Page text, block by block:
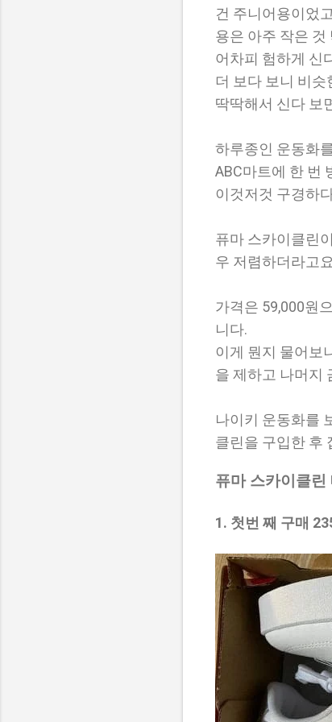
건 주니어용이었
용은 아주 작은
어차피 험하게 신
더 보다 보니 비
딱딱해서 신다 보
하루종인 운동화
ABC마트에 한 번
이것저것 구경하
퓨마 스카이클린
우 저렴하더라고
가격은 59,000원
니다.
이게 뭔지 물어보
을 제하고 나머지
나이키 운동화를
클린을 구입한 후
퓨마 스카이클린
1. 첫번 째 구매